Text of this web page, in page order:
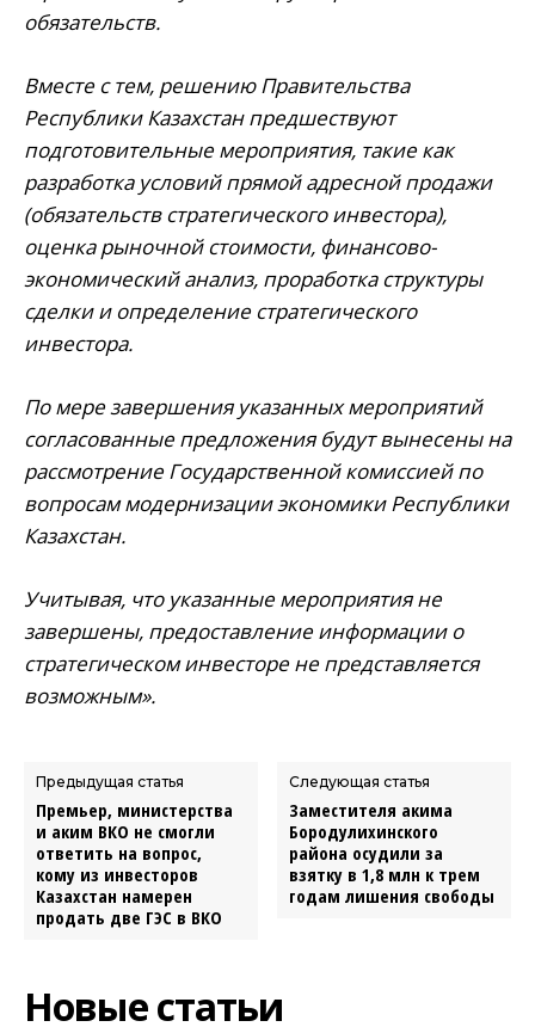
обязательств.
Вместе с тем, решению Правительства
Республики Казахстан предшествуют
подготовительные мероприятия, такие как
разработка условий прямой адресной продажи
(обязательств стратегического инвестора),
оценка рыночной стоимости, финансово-
экономический анализ, проработка структуры
сделки и определение стратегического
инвестора.
По мере завершения указанных мероприятий
согласованные предложения будут вынесены на
рассмотрение Государственной комиссией по
вопросам модернизации экономики Республики
Казахстан.
Учитывая, что указанные мероприятия не
завершены, предоставление информации о
стратегическом инвесторе не представляется
возможным».
Предыдущая статья
Премьер, министерства
и аким ВКО не смогли
ответить на вопрос,
кому из инвесторов
Казахстан намерен
продать две ГЭС в ВКО
Следующая статья
Заместителя акима
Бородулихинского
района осудили за
взятку в 1,8 млн к трем
годам лишения свободы
Новые статьи